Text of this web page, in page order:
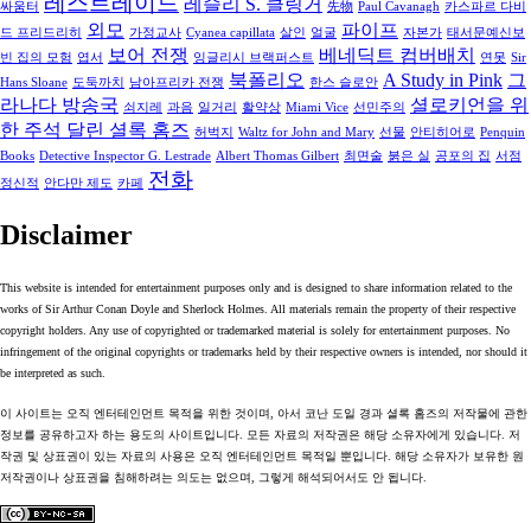
싸움터 先物 Paul Cavanagh 카스파르 다비
드 프리드리히
외모 가정교사 Cyanea capillata 살인 얼굴 파이프 자본가 태서문예신보
빈 집의 모험 엽서 보어 전쟁 잉글리시 브랙퍼스트 베네딕트 컴버배치 연못 Sir
Hans Sloane 도둑까치 남아프리카 전쟁 북폴리오 한스 슬로안 A Study in Pink 그
라나다 방송국 쇠지레 과음 일거리 활약상 Miami Vice 선민주의
셜로키언을 위
한 주석 달린 셜록 홈즈 허벅지 Waltz for John and Mary 선물 안티히어로 Penquin
Books Detective Inspector G. Lestrade Albert Thomas Gilbert 최면술 붉은 실 공포의 집 서점
정신적 안다만 제도 카페 전화
Disclaimer
This website is intended for entertainment purposes only and is designed to share information related to the
works of Sir Arthur Conan Doyle and Sherlock Holmes. All materials remain the property of their respective
copyright holders. Any use of copyrighted or trademarked material is solely for entertainment purposes. No
infringement of the original copyrights or trademarks held by their respective owners is intended, nor should it
be interpreted as such.
이 사이트는 오직 엔터테인먼트 목적을 위한 것이며, 아서 코난 도일 경과 셜록 홈즈의 저작물에 관한
정보를 공유하고자 하는 용도의 사이트입니다. 모든 자료의 저작권은 해당 소유자에게 있습니다. 저
작권 및 상표권이 있는 자료의 사용은 오직 엔터테인먼트 목적일 뿐입니다. 해당 소유자가 보유한 원
저작권이나 상표권을 침해하려는 의도는 없으며, 그렇게 해석되어서도 안 됩니다.